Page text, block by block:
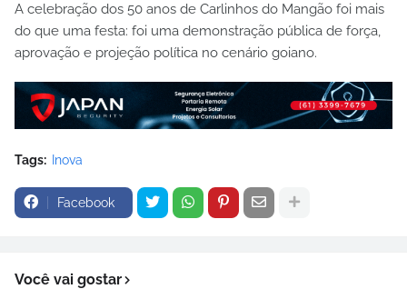
A celebração dos 50 anos de Carlinhos do Mangão foi mais
do que uma festa: foi uma demonstração pública de força,
aprovação e projeção política no cenário goiano.
Tags: Inova
Facebook
Você vai gostar